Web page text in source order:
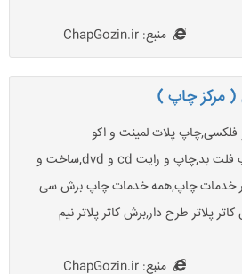
منبع: ChapGozin.ir
مرکز چاپ )
پلات لمینت و اکو
سالونت,چاپ دیجیتال,چاپ فلت بد,چاپ و رایت cd و dvd,ساخت و
خدمات چاپ,همه خدمات چاپ برش سی
پلاتر طرح دار,برش کاتر پلاتر نیم
منبع: ChapGozin.ir